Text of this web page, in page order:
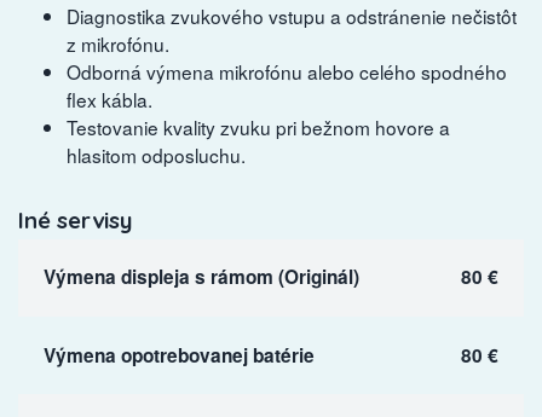
Diagnostika zvukového vstupu a odstránenie nečistôt
z mikrofónu.
Odborná výmena mikrofónu alebo celého spodného
flex kábla.
Testovanie kvality zvuku pri bežnom hovore a
hlasitom odposluchu.
Iné servisy
Výmena displeja s rámom (Originál) 80 €
Výmena opotrebovanej batérie 80 €